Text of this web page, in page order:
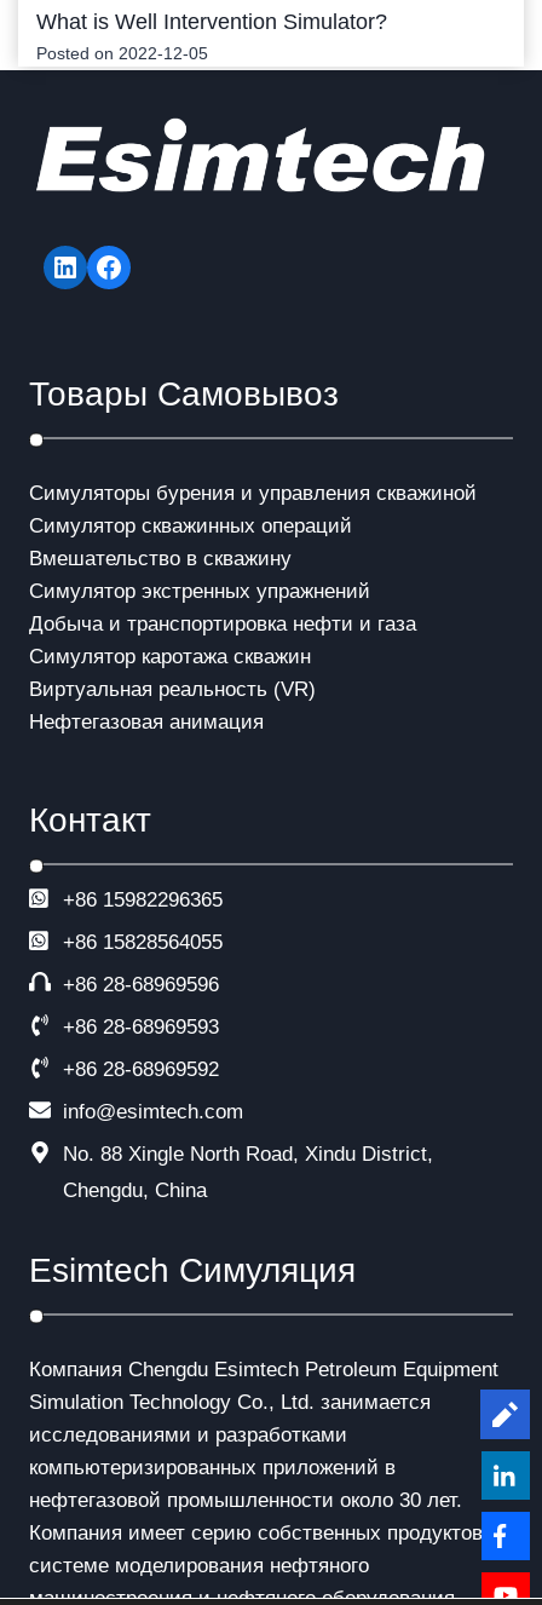
What is Well Intervention Simulator?
Posted on 2022-12-05
LinkedInFacebook
Товары Самовывоз
Симуляторы бурения и управления скважиной
Симулятор скважинных операций
Вмешательство в скважинy
Симулятор экстренных упражнений
Добыча и транспортировка нефти и газа
Симулятор каротажа скважин
Виртуальная реальность (VR)
Нефтегазовая анимация
Контакт
+86 15982296365
+86 15828564055
+86 28-68969596
+86 28-68969593
+86 28-68969592
info@esimtech.com
No. 88 Xingle North Road, Xindu District,
Chengdu, China
Esimtech Симуляция
Компания Chengdu Esimtech Petroleum Equipment
Simulation Technology Co., Ltd. занимается
исследованиями и разработками
компьютеризированных приложений в
нефтегазовой промышленности около 30 лет.
Компания имеет серию собственных продуктов в
системе моделирования нефтяного
машиностроения и нефтяного оборудования.